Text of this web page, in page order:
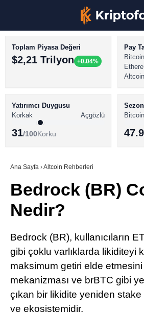
BİTCOİN HABERLERİ
ALTCOİN HABERLERİ
SÖZLÜK
Toplam Piyasa Değeri
$2,21 Trilyon +0.04%
Pay
Bitcoin
Yatırımcı Duygusu
Korkak
Açgözlü
31/100Korku
Bitcoin
47.9
Ana Sayfa ›Altcoin Rehberleri
Bedrock (BR)
Nedir?
Bedrock (BR), kullanıcıların
gibi çoklu varlıklarda likiditeyi
maksimum getiri elde
mekanizması ve brBTC gibi
çıkan bir likidite yeniden
ve ekosistemidir.